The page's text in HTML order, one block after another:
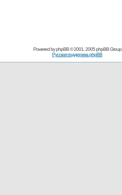
Powered byphpBB© 2001, 2005 phpBB Group
Русская поддержка phpBB